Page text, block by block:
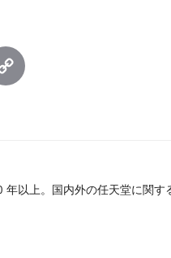
以上。国内外の任天堂に関